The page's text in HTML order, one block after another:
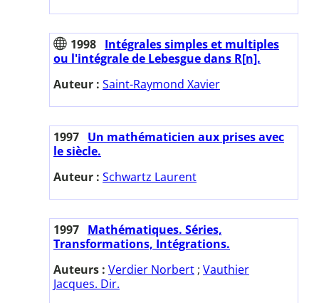
1998 Intégrales simples et multiples
ou l'intégrale de Lebesgue dans R[n].
Auteur : Saint-Raymond Xavier
1997 Un mathématicien aux prises avec
le siècle.
Auteur : Schwartz Laurent
1997 Mathématiques. Séries,
Transformations, Intégrations.
Auteurs : Verdier Norbert ; Vauthier
Jacques. Dir.